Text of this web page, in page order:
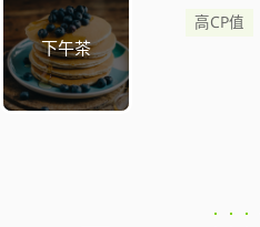
下午茶
高CP值